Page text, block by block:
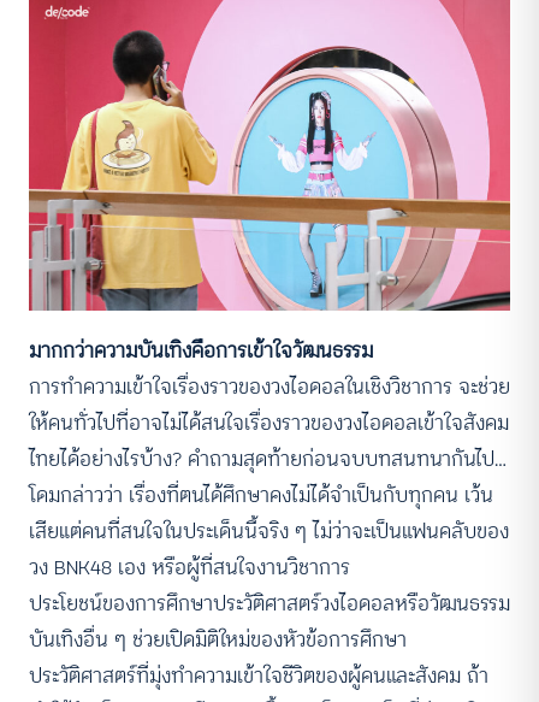
มากกว่าความบันเทิงคือการเข้าใจวัฒนธรรม
การทำความเข้าใจเรื่องราวของวงไอดอลในเชิงวิชาการ จะช่วย
ให้คนทั่วไปที่อาจไม่ได้สนใจเรื่องราวของวงไอดอลเข้าใจสังคม
ไทยได้อย่างไรบ้าง? คำถามสุดท้ายก่อนจบบทสนทนากันไป…
โดมกล่าวว่า เรื่องที่ตนได้ศึกษาคงไม่ได้จำเป็นกับทุกคน เว้น
เสียแต่คนที่สนใจในประเด็นนี้จริง ๆ ไม่ว่าจะเป็นแฟนคลับของ
วง BNK48 เอง หรือผู้ที่สนใจงานวิชาการ
ประโยชน์ของการศึกษาประวัติศาสตร์วงไอดอลหรือวัฒนธรรม
บันเทิงอื่น ๆ ช่วยเปิดมิติใหม่ของหัวข้อการศึกษา
ประวัติศาสตร์ที่มุ่งทำความเข้าใจชีวิตของผู้คนและสังคม ถ้า